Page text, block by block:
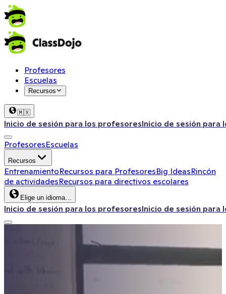
Profesores
Escuelas
Recursos
🇲🇽
Inicio de sesión para los profesoresInicio de sesión para
ProfesoresEscuelas
Recursos
EntrenamientoRecursos para ProfesoresBig IdeasRincón
de actividadesRecursos para directivos escolares
Elige un idioma…
Inicio de sesión para los profesoresInicio de sesión para